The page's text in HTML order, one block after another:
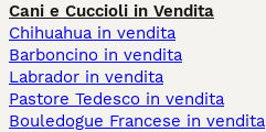
Cani e Cuccioli in Vendita
Chihuahua in vendita
Barboncino in vendita
Labrador in vendita
Pastore Tedesco in vendita
Bouledogue Francese in vendita